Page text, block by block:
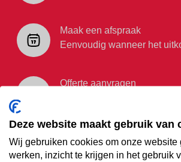
Maak een afspraak
Eenvoudig wanneer het
Offerte aanvragen
€35,- korting op je
Deze website maakt gebruik van
Wij gebruiken cookies om onze website
werken, inzicht te krijgen in het gebruik